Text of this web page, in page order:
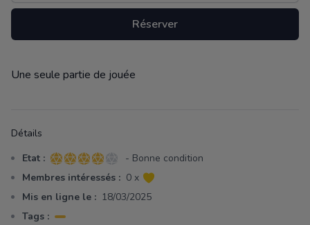
Réserver
Description
Une seule partie de jouée
Détails
Etat : 4 sur 5 étoiles
- Bonne condition
Membres intéressés : 0 x
Mis en ligne le : 18/03/2025
Tags :